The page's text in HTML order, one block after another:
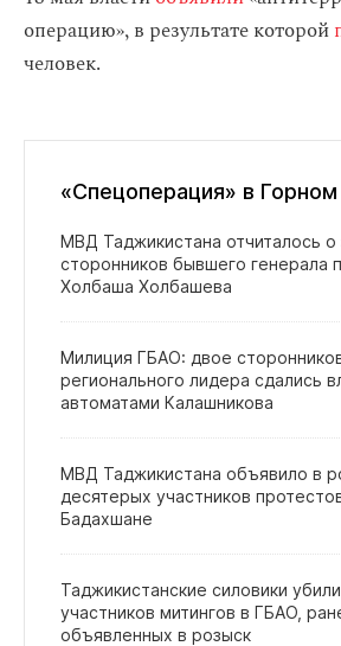
операцию», в результате которой
человек.
«Спецоперация» в
МВД Таджикистана отчиталось о
сторонников бывшего генерала
Холбаша Холбашева
Милиция ГБАО: двое
регионального лидера сдались
автоматами Калашникова
МВД Таджикистана объявило в
десятерых участников
Бадахшане
Таджикистанские силовики
участников митингов в ГБАО,
объявленных в розыск